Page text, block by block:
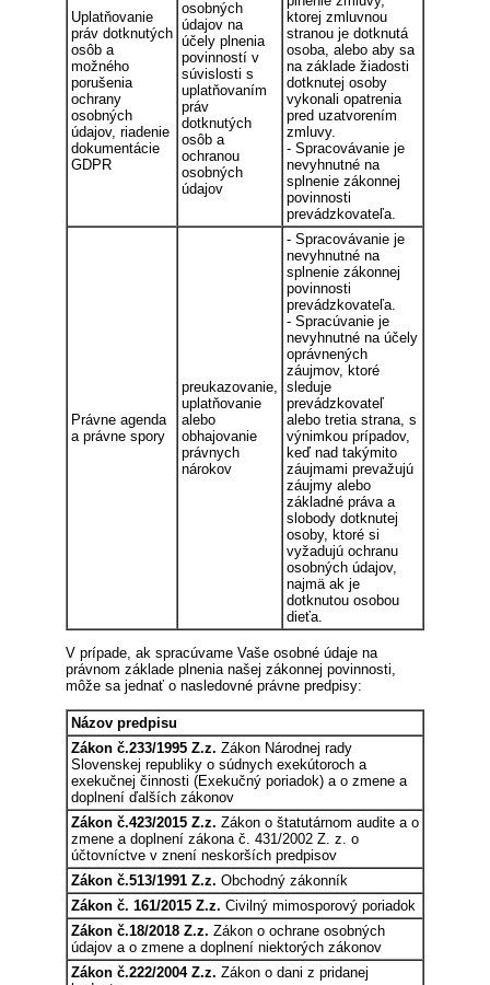
Uplatňovanie
práv dotknutých
osôb a
možného
porušenia
ochrany
osobných
údajov, riadenie
dokumentácie
GDPR
osobných
údajov na
účely plnenia
povinností v
súvislosti s
uplatňovaním
práv
dotknutých
osôb a
ochranou
osobných
údajov
ktorej zmluvnou
stranou je dotknutá
osoba, alebo aby sa
na základe žiadosti
dotknutej osoby
vykonali opatrenia
pred uzatvorením
zmluvy.
- Spracovávanie je
nevyhnutné na
splnenie zákonnej
povinnosti
prevádzkovateľa.
Právne agenda
a právne spory
preukazovanie,
uplatňovanie
alebo
obhajovanie
právnych
nárokov
- Spracovávanie je
nevyhnutné na
splnenie zákonnej
povinnosti
prevádzkovateľa.
- Spracúvanie je
nevyhnutné na účely
oprávnených
záujmov, ktoré
sleduje
prevádzkovateľ
alebo tretia strana, s
výnimkou prípadov,
keď nad takýmito
záujmami prevažujú
záujmy alebo
základné práva a
slobody dotknutej
osoby, ktoré si
vyžadujú ochranu
osobných údajov,
najmä ak je
dotknutou osobou
dieťa.
V prípade, ak spracúvame Vaše osobné údaje na
právnom základe plnenia našej zákonnej povinnosti,
môže sa jednať o nasledovné právne predpisy:
Názov predpisu
Zákon č.233/1995 Z.z. Zákon Národnej rady
Slovenskej republiky o súdnych exekútoroch a
exekučnej činnosti (Exekučný poriadok) a o zmene a
doplnení ďalších zákonov
Zákon č.423/2015 Z.z. Zákon o štatutárnom audite a o
zmene a doplnení zákona č. 431/2002 Z. z. o
účtovníctve v znení neskorších predpisov
Zákon č.513/1991 Z.z. Obchodný zákonník
Zákon č. 161/2015 Z.z. Civilný mimosporový poriadok
Zákon č.18/2018 Z.z. Zákon o ochrane osobných
údajov a o zmene a doplnení niektorých zákonov
Zákon č.222/2004 Z.z. Zákon o dani z pridanej